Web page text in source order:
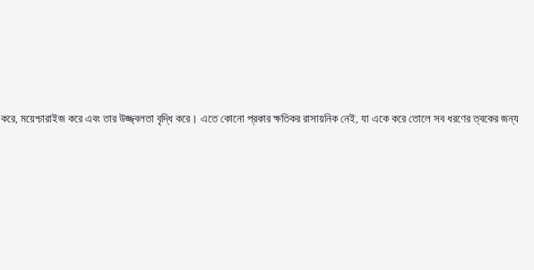
করে এবং তার উজ্জ্বলতা বৃদ্ধি করে। এতে কোনো প্রকার ক্ষতিকর রাসায়নিক নেই, যা একে করে তোলে সব ধরণের ত্বকের জন্য